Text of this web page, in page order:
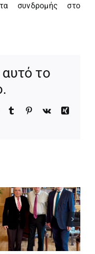
συνδρομής στο
το
Tumblr Pinterest
Vk
Xing